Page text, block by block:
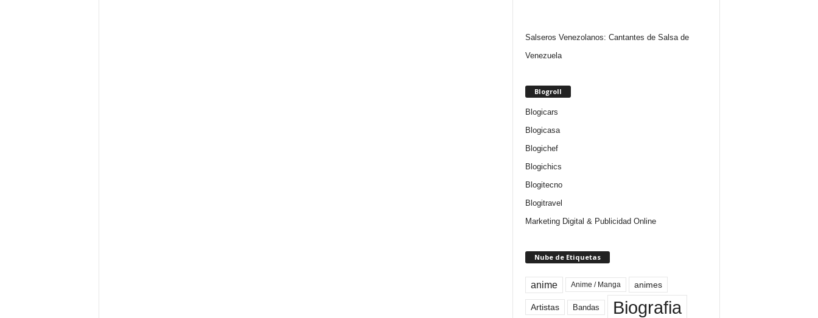
Salseros Venezolanos: Cantantes de Salsa de
Venezuela
Blogroll
Blogicars
Blogicasa
Blogichef
Blogichics
Blogitecno
Blogitravel
Marketing Digital & Publicidad Online
Nube de Etiquetas
anime Anime / Manga animes
Artistas Bandas Biografia